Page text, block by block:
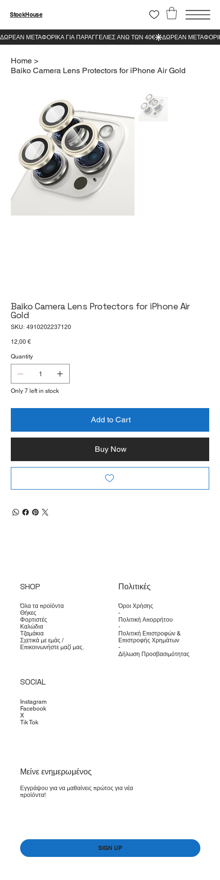
StockHouse
Home >
Baiko Camera Lens Protectors for iPhone Air Gold
Baiko Camera Lens Protectors for iPhone Air
Gold
SKU: SKU
4910202237120
Price
12,00 €
Quantity
Only 7 left in stock
Add to Cart
Buy Now
SHOP
Όλα τα προϊόντα
Θήκες
Φορτιστές
Καλώδια
Τζαμάκια
Σχετικά με εμάς /
Επικοινωνήστε μαζί μας.
Πολιτικές
Όροι Χρήσης
-
Πολιτική Απορρήτου
-
Πολιτική Επιστροφών &
Επιστροφής Χρημάτων
-
Δήλωση Προσβασιμότητας
SOCIAL
Instagram
Facebook
X
Tik Tok
​Μείνε ενημερωμένος
Εγγράψου για να μαθαίνεις πρώτος για νέα
προϊόντα!
SIGN UP